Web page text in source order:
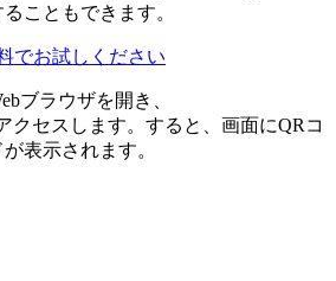
こともできます。
でお試しください
ブラウザを開き、
クセスします。すると、画面にQRコ
表示されます。